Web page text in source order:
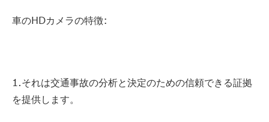
車のHDカメラの特徴:
1.それは交通事故の分析と決定のための信頼できる証拠
を提供します。